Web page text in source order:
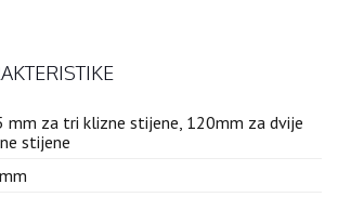
mm za tri klizne stijene, 120mm za dvije
stijene